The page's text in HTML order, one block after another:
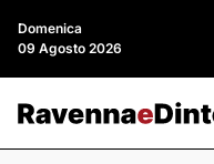
Domenica
09 Agosto 2026